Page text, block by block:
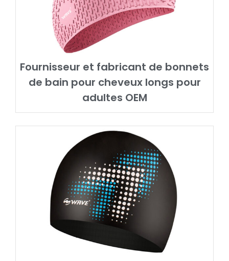
Fournisseur et fabricant de bonnets
de bain pour cheveux longs pour
adultes OEM